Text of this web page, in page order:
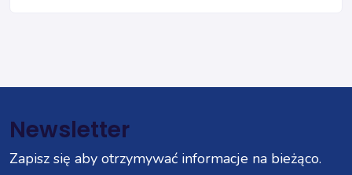
Newsletter
Zapisz się aby otrzymywać informacje na bieżąco.